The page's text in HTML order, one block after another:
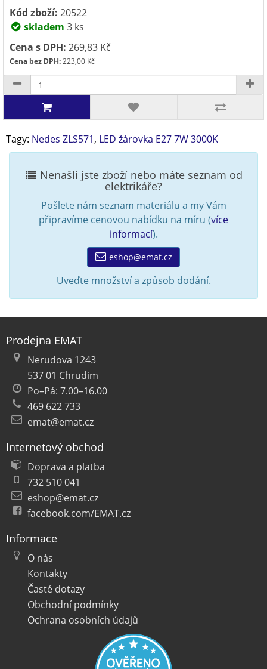
Kód zboží: 20522
skladem 3 ks
Cena s DPH: 269,83 Kč
Cena bez DPH:223,00 Kč
Tagy: Nedes ZLS571, LED žárovka E27 7W 3000K
Nenašli jste zboží nebo máte seznam od
elektrikáře?
Pošlete nám seznam materiálu a my Vám
připravíme cenovou nabídku na míru (více
informací).
eshop@emat.cz
Uveďte množství a způsob dodání.
Prodejna EMAT
Nerudova 1243
537 01 Chrudim
Po–Pá: 7.00–16.00
469 622 733
emat@emat.cz
Internetový obchod
Doprava a platba
732 510 041
eshop@emat.cz
facebook.com/EMAT.cz
Informace
O nás
Kontakty
Časté dotazy
Obchodní podmínky
Ochrana osobních údajů